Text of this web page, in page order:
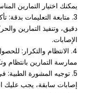
يمكنك اختيار التمارين
3. متابعة التعليمات بدقة:
دقيق، وتنفيذ التمارين
الإصابات.
4. الانتظام والتكرار:
ممارسة التمارين بانتظام
5. توجيه المشورة
إصابات سابقة، يجب عليك